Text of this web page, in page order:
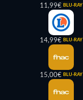
11,99€ BLU-RAY
14,99€ BLU-RAY
15,00€ BLU-RAY